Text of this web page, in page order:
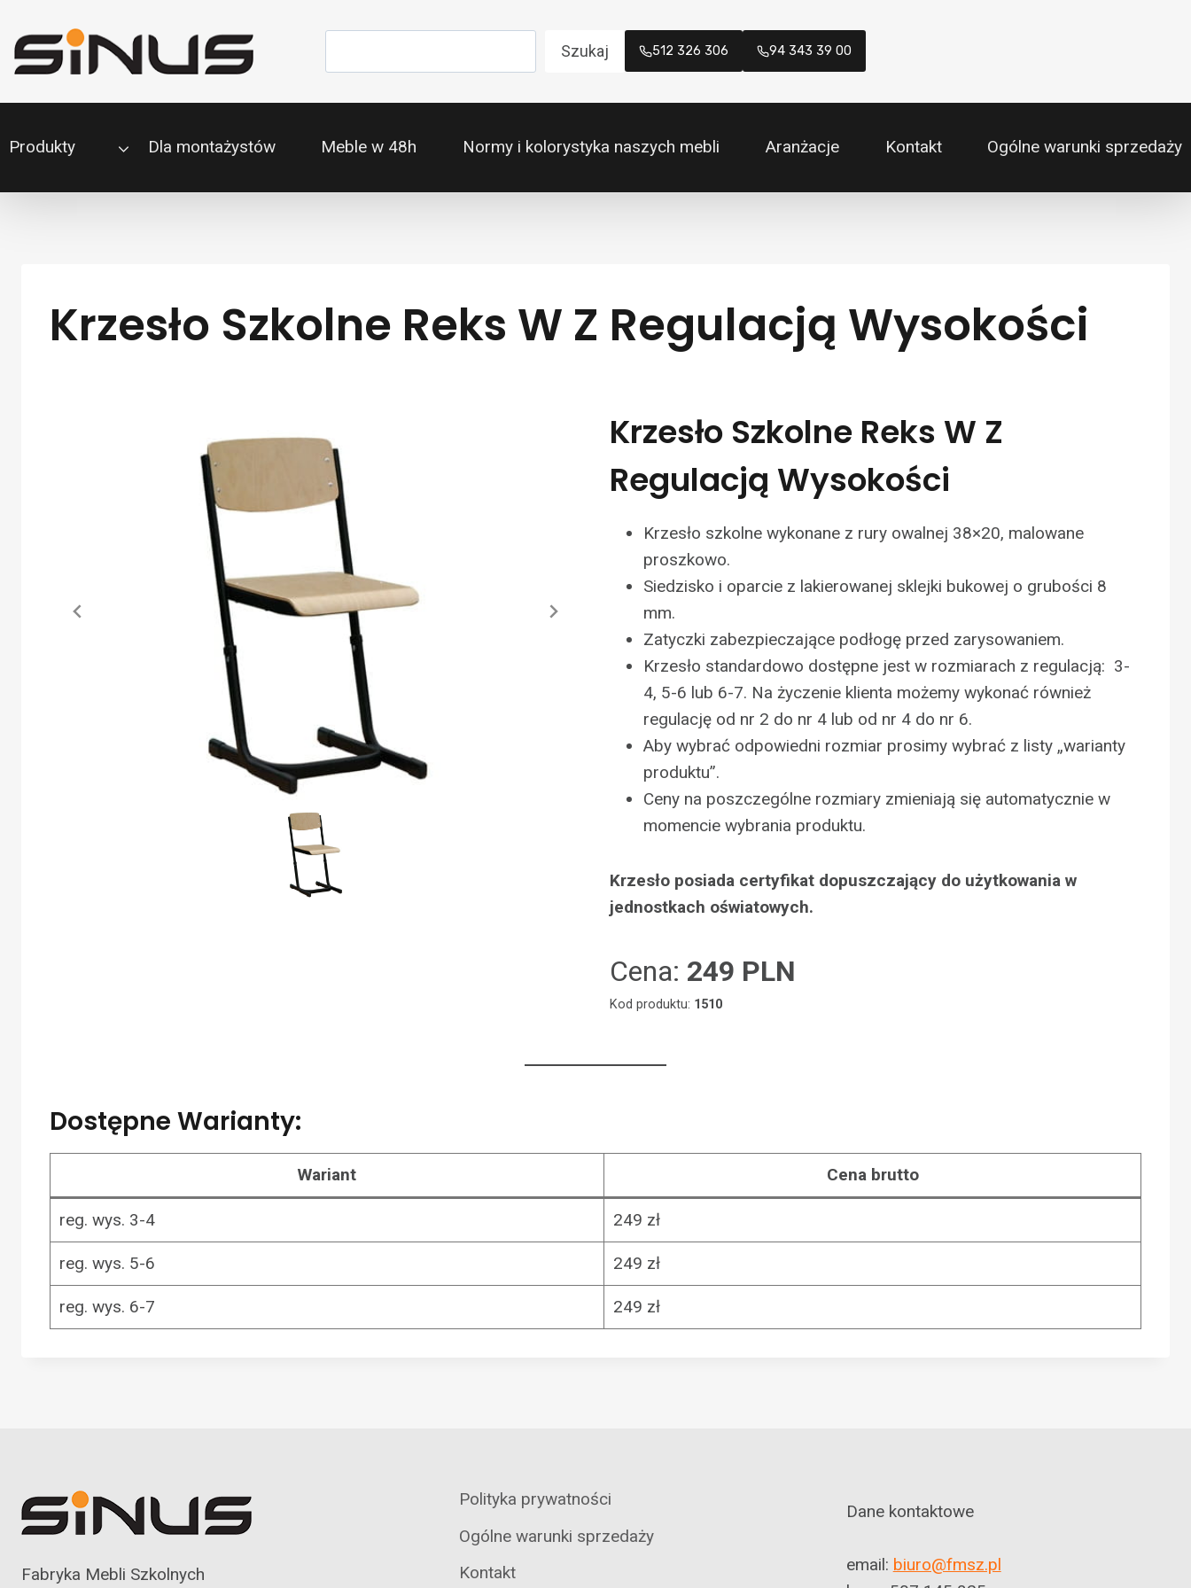
do
treści
Szukaj 512 326 306 94 343 39 00
Produkty Dla montażystów Meble w 48h Normy i kolorystyka naszych mebli Aranżacje Kontakt Ogólne warunki sprzedaży
Krzesło Szkolne Reks W Z Regulacją Wysokości
Krzesło Szkolne Reks W Z
Regulacją Wysokości
Krzesło szkolne wykonane z rury owalnej 38×20, malowane
proszkowo.
Siedzisko i oparcie z lakierowanej sklejki bukowej o grubości 8
mm.
Zatyczki zabezpieczające podłogę przed zarysowaniem.
Krzesło standardowo dostępne jest w rozmiarach z regulacją: 3-
4, 5-6 lub 6-7. Na życzenie klienta możemy wykonać również
regulację od nr 2 do nr 4 lub od nr 4 do nr 6.
Aby wybrać odpowiedni rozmiar prosimy wybrać z listy „warianty
produktu”.
Ceny na poszczególne rozmiary zmieniają się automatycznie w
momencie wybrania produktu.
Krzesło posiada certyfikat dopuszczający do użytkowania w
jednostkach oświatowych.
Cena: 249 PLN
Kod produktu: 1510
Dostępne Warianty:
Wariant Cena brutto
reg. wys. 3-4 249 zł
reg. wys. 5-6 249 zł
reg. wys. 6-7 249 zł
Fabryka Mebli Szkolnych
Polityka prywatności
Ogólne warunki sprzedaży
Kontakt
Dane kontaktowe
email: biuro@fmsz.pl